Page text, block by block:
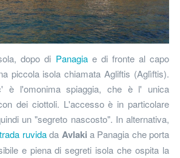
dopo di Panagiae di fronte al capo
piccola isola chiamata Agliftis (Aglìftis).
è l'omonima spiaggia, che è l' unica
dei ciottoli. L'accesso è in particolare
un "segreto nascosto". In alternativa,
ruvidada Avlaki a Panagia che porta
e piena di segreti isola che ospita la